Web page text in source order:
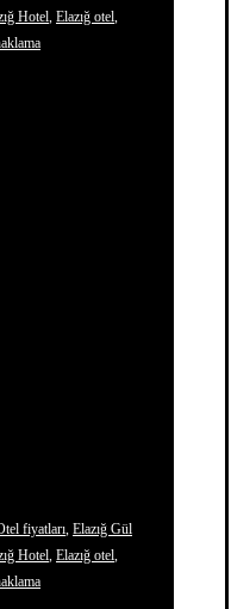
Hotel Elazığ otel
fiyatları, Elazığ Gül
Hotel, Elazığ otel,